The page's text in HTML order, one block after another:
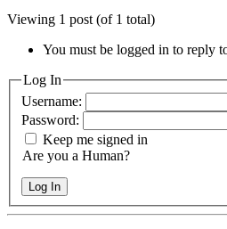
Viewing 1 post (of 1 total)
You must be logged in to reply
Log In
Username:
Password:
Keep me signed in
Are you a Human?
Log In